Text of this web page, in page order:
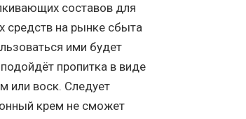
составов для
средств на рынке сбыта
ими будет
пропитка в виде
или воск. Следует
крем не сможет